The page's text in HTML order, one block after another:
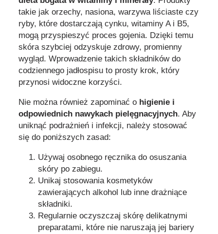
takie jak orzechy, nasiona, warzywa liściaste czy
ryby, które dostarczają cynku, witaminy A i B5,
mogą przyspieszyć proces gojenia. Dzięki temu
skóra szybciej odzyskuje zdrowy, promienny
wygląd. Wprowadzenie takich składników do
codziennego jadłospisu to prosty krok, który
przynosi widoczne korzyści.
Nie można również zapominać o higienie i
odpowiednich nawykach pielęgnacyjnych. Aby
uniknąć podrażnień i infekcji, należy stosować
się do poniższych zasad:
Używaj osobnego ręcznika do osuszania
skóry po zabiegu.
Unikaj stosowania kosmetyków
zawierających alkohol lub inne drażniące
składniki.
Regularnie oczyszczaj skórę delikatnymi
preparatami, które nie naruszają jej bariery